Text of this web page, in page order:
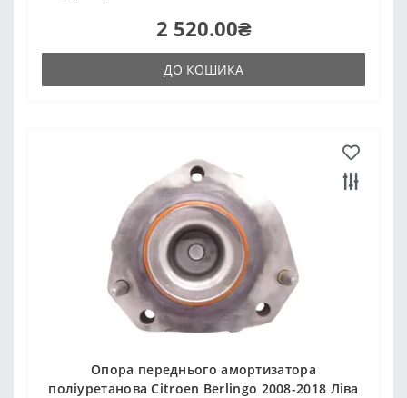
2 520.00₴
ДО КОШИКА
Опора переднього амортизатора
поліуретанова Citroen Berlingo 2008-2018 Ліва